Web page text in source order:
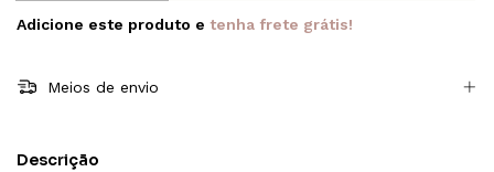
Adicione este produto e tenha frete grátis!
Meios de envio
Descrição